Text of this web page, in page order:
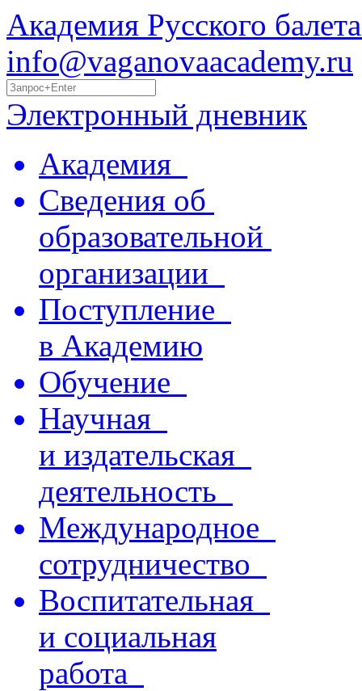
Академия Русского
info@vaganovaacademy.ru
Электронный дневник
Академия
Сведения об
образовательной
организации
Поступление
в Академию
Обучение
Научная
и издательская
деятельность
Международное
сотрудничество
Воспитательная
и социальная
работа